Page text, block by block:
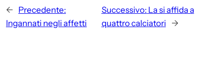
← Precedente:
Ingannati negli affetti
Successivo: La si affida a
quattro calciatori
→